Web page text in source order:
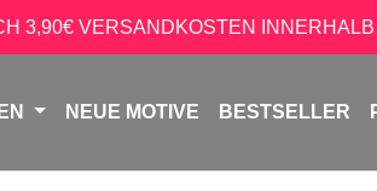
3,90€ VERSANDKOSTEN
NEUE MOTIVE BESTSELLER